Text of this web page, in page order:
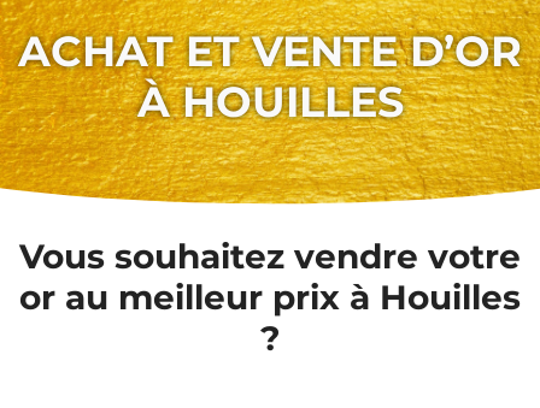
ACHAT ET VENTE D’OR
À HOUILLES
Vous souhaitez vendre votre
or au meilleur prix à Houilles
?